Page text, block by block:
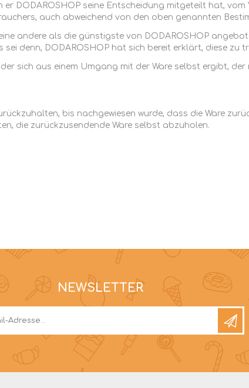
DODAROSHOP seine Entscheidung mitgeteilt hat,
auch abweichend von den oben genannten
andere als die günstigste von DODAROSHOP
denn, DODAROSHOP hat sich bereit erklärt, diese zu
sich aus einem Umgang mit der Ware selbst ergibt,
bis nachgewiesen wurde, dass die Ware
die zurückzusendende Ware selbst abzuholen.
NEWSLETTER